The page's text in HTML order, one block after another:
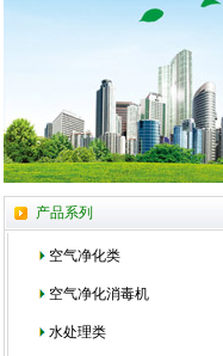
产品系列
空气净化类
空气净化消毒机
水处理类